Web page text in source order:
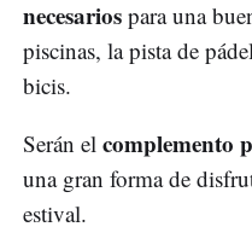
necesarios para una
piscinas, la pista de
bicis.
Serán el complemento
una gran forma de
estival.